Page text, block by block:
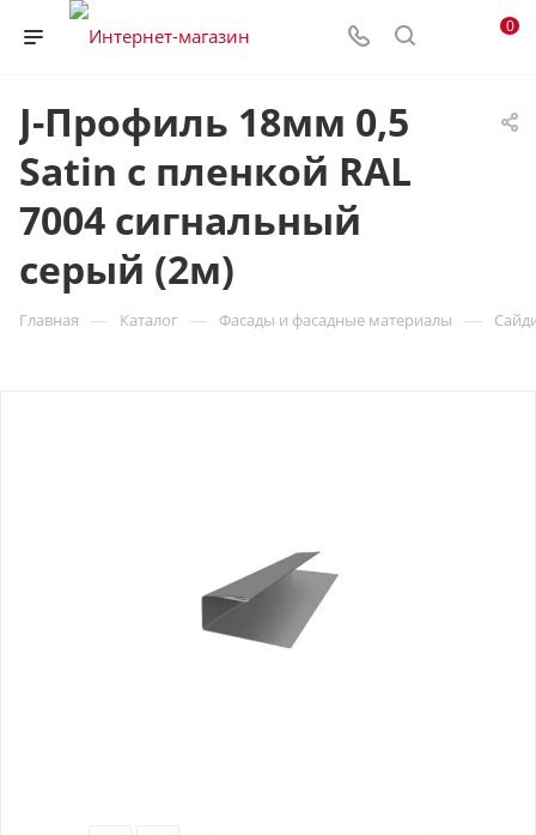
0
J-Профиль 18мм 0,5
Satin с пленкой RAL
7004 сигнальный
серый (2м)
Главная — Каталог — Фасады и фасадные материалы —